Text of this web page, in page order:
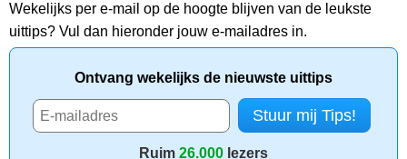
Wekelijks per e-mail op de hoogte blijven van de leukste
uittips? Vul dan hieronder jouw e-mailadres in.
Ontvang wekelijks de nieuwste uittips
Ruim 26.000 lezers